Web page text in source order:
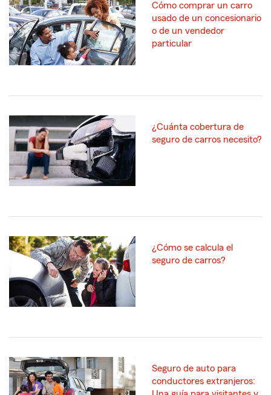
Cómo comprar un carro
usado de un concesionario
o de un vendedor
particular
¿Cuánta cobertura de
seguro de carros necesito?
¿Cómo se calcula el
seguro de carros?
Seguro de auto para
conductores extranjeros: